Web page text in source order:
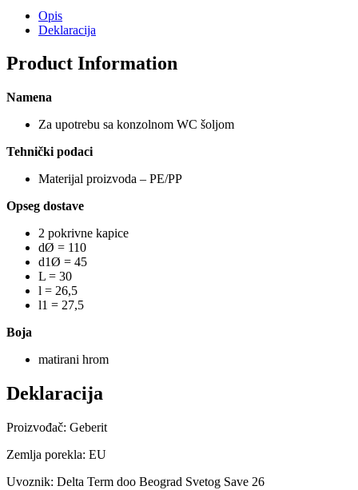
Opis
Deklaracija
Product Information
Namena
Za upotrebu sa konzolnom WC šoljom
Tehnički podaci
Materijal proizvoda – PE/PP
Opseg dostave
2 pokrivne kapice
dØ = 110
d1Ø = 45
L = 30
l = 26,5
l1 = 27,5
Boja
matirani hrom
Deklaracija
Proizvođač: Geberit
Zemlja porekla: EU
Uvoznik: Delta Term doo Beograd Svetog Save 26